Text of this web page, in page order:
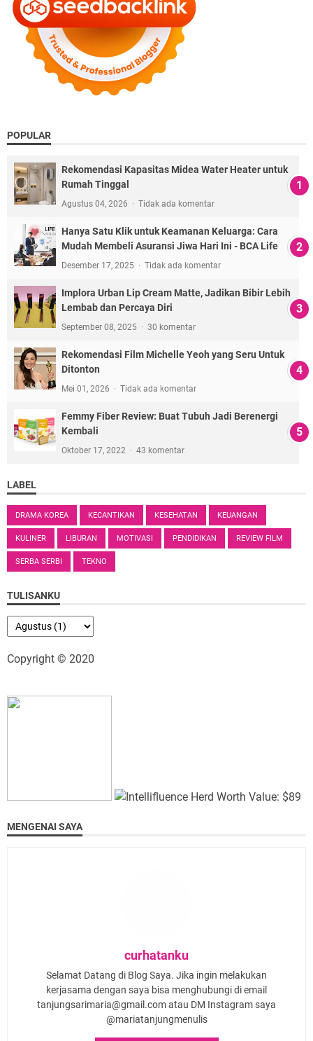
POPULAR
Rekomendasi Kapasitas Midea Water Heater untuk
Rumah Tinggal
Agustus 04, 2026 Tidak ada komentar
Hanya Satu Klik untuk Keamanan Keluarga: Cara
Mudah Membeli Asuransi Jiwa Hari Ini - BCA Life
Desember 17, 2025 Tidak ada komentar
Implora Urban Lip Cream Matte, Jadikan Bibir Lebih
Lembab dan Percaya Diri
September 08, 2025 30 komentar
Rekomendasi Film Michelle Yeoh yang Seru Untuk
Ditonton
Mei 01, 2026 Tidak ada komentar
Femmy Fiber Review: Buat Tubuh Jadi Berenergi
Kembali
Oktober 17, 2022 43 komentar
LABEL
DRAMA KOREA KECANTIKAN KESEHATAN KEUANGAN
KULINER LIBURAN MOTIVASI PENDIDIKAN REVIEW FILM
SERBA SERBI TEKNO
TULISANKU
Copyright © 2020
MENGENAI SAYA
curhatanku
Selamat Datang di Blog Saya. Jika ingin melakukan
kerjasama dengan saya bisa menghubungi di email
tanjungsarimaria@gmail.com atau DM Instagram saya
@mariatanjungmenulis